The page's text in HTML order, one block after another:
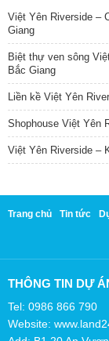
Việt Yên Riverside –
Giang
Biệt thự ven sông
Bắc Giang
Liền kề Việt Yên
Shophouse Việt Yên
Việt Yên Riverside –
Trang chủ Tin tức
THÔNG TIN DỰ
Tel: 0986 866 790
Website: